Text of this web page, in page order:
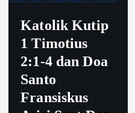
Katolik Kutip
1 Timotius
2:1-4 dan Doa
Santo
Fransiskus